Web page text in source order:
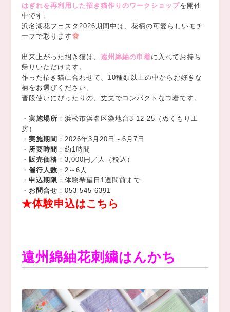
はぎれを再利用した招き猫作りのワークショップを開催
中です。
浜名湖花フェスタ2026期間中は、花柄の可愛らしいモチ
ーフで彩ります
出来上がった招き猫は、遠州綿紬の巾着に入れてお持ち
帰りいただけます。
作った招き猫に合わせて、10種類以上の中からお好きな
柄をお選びください。
普段使いにぴったりの、丈夫でコンパクトな巾着です。
・実施場所 ：浜松市浜名区染地台3-12-25（ぬくもり工
房）
・実施期間 ：2026年3月20日～6月7日
・ 所要時間 ：約1時間
・販売価格 ：3,000円／人（税込）
・催行人数 ：2～6人
・申込期限 ：体験希望日1週間前まで
・ お問合せ ：053-545-6391
★体験申込はこちら
遠州綿紬花刺繍はんかち